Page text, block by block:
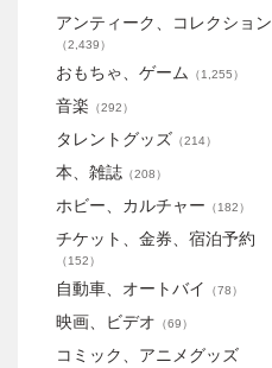
アンティーク、コレクション
（2,439）
おもちゃ、ゲーム （1,255）
音楽 （292）
タレントグッズ （214）
本、雑誌 （208）
ホビー、カルチャー （182）
チケット、金券、宿泊予約
（152）
自動車、オートバイ （78）
映画、ビデオ （69）
コミック、アニメグッズ